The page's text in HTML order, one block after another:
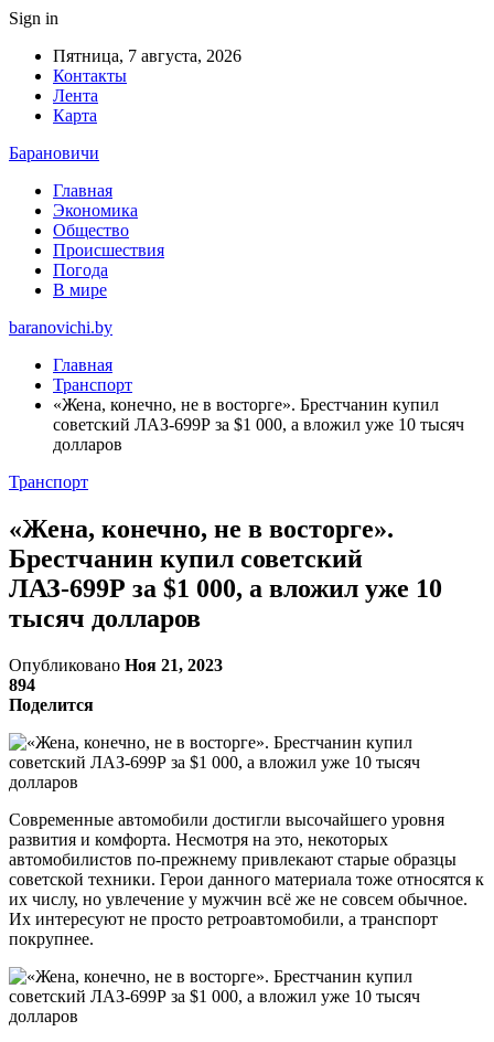
Sign in
Пятница, 7 августа, 2026
Контакты
Лента
Карта
Барановичи
Главная
Экономика
Общество
Происшествия
Погода
В мире
baranovichi.by
Главная
Транспорт
«Жена, конечно, не в восторге». Брестчанин купил
советский ЛАЗ-699Р за $1 000, а вложил уже 10 тысяч
долларов
Транспорт
«Жена, конечно, не в восторге».
Брестчанин купил советский
ЛАЗ-699Р за $1 000, а вложил уже 10
тысяч долларов
Опубликовано Ноя 21, 2023
894
Поделится
Современные автомобили достигли высочайшего уровня
развития и комфорта. Несмотря на это, некоторых
автомобилистов по-прежнему привлекают старые образцы
советской техники. Герои данного материала тоже относятся к
их числу, но увлечение у мужчин всё же не совсем обычное.
Их интересуют не просто ретроавтомобили, а транспорт
покрупнее.